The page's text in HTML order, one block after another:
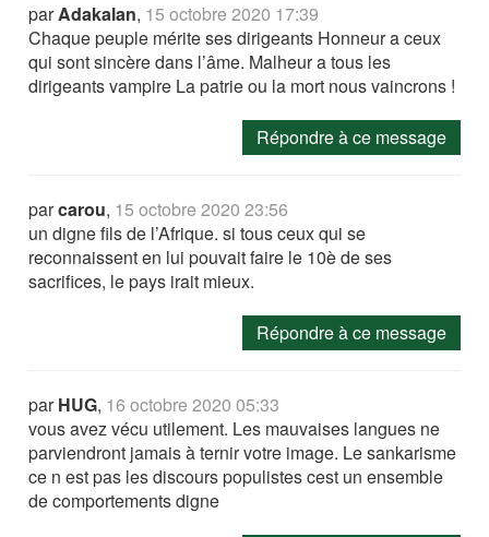
parAdakalan, 15 octobre 2020 17:39
Chaque peuple mérite ses dirigeants Honneur a ceux
qui sont sincère dans l’âme. Malheur a tous les
dirigeants vampire La patrie ou la mort nous vaincrons !
Répondre à ce message
parcarou, 15 octobre 2020 23:56
un digne fils de l’Afrique. si tous ceux qui se
reconnaissent en lui pouvait faire le 10è de ses
sacrifices, le pays irait mieux.
Répondre à ce message
parHUG, 16 octobre 2020 05:33
vous avez vécu utilement. Les mauvaises langues ne
parviendront jamais à ternir votre image. Le sankarisme
ce n est pas les discours populistes cest un ensemble
de comportements digne